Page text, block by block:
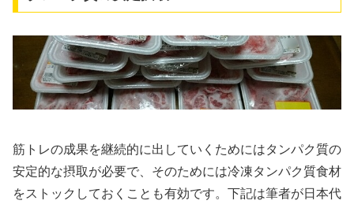
筋トレの成果を継続的に出していくためにはタンパク質の
安定的な摂取が必要で、そのためには冷凍タンパク質食材
をストックしておくことも有効です。下記は筆者が日本代